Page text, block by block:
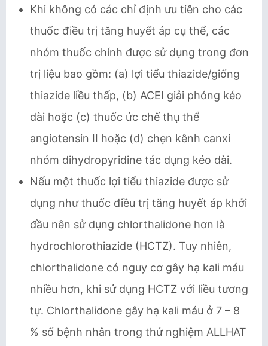
Khi không có các chỉ định ưu tiên cho các
thuốc điều trị tăng huyết áp cụ thể, các
nhóm thuốc chính được sử dụng trong đơn
trị liệu bao gồm: (a) lợi tiểu thiazide/giống
thiazide liều thấp, (b) ACEI giải phóng kéo
dài hoặc (c) thuốc ức chế thụ thể
angiotensin II hoặc (d) chẹn kênh canxi
nhóm dihydropyridine tác dụng kéo dài.
Nếu một thuốc lợi tiểu thiazide được sử
dụng như thuốc điều trị tăng huyết áp khởi
đầu nên sử dụng chlorthalidone hơn là
hydrochlorothiazide (HCTZ). Tuy nhiên,
chlorthalidone có nguy cơ gây hạ kali máu
nhiều hơn, khi sử dụng HCTZ với liều tương
tự. Chlorthalidone gây hạ kali máu ở 7 – 8
% số bệnh nhân trong thử nghiệm ALLHAT